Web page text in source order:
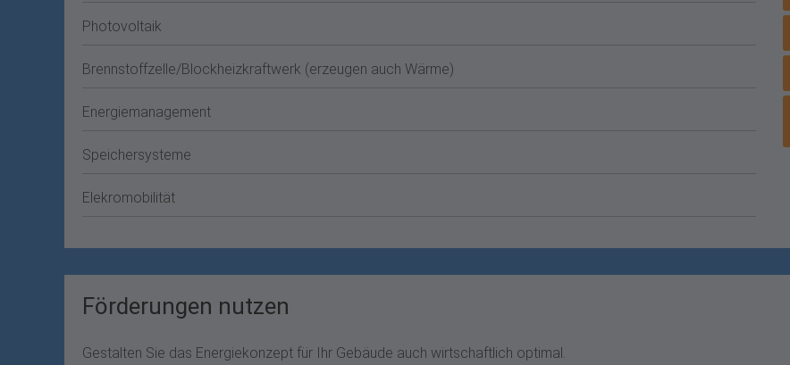
Photovoltaik
Brennstoffzelle/Blockheizkraftwerk (erzeugen auch Wärme)
Energiemanagement
Speichersysteme
Elekromobilität
Förderungen nutzen
Gestalten Sie das Energiekonzept für Ihr Gebäude auch wirtschaftlich optimal.